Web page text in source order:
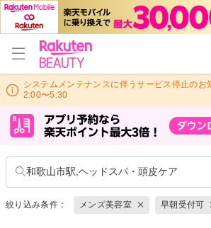
システムメンテナンスに伴うサービス停止のお
2:00〜5:30
和歌山市駅,ヘッドスパ・頭皮ケア
絞り込み条件： メンズ美容室 早朝受付可